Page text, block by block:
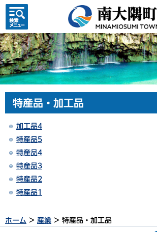
検索・
共通メ
ニュー
特産品・加工品
加工品4
特産品5
特産品4
特産品3
特産品2
特産品1
ホーム > 産業 > 特産品・加工品